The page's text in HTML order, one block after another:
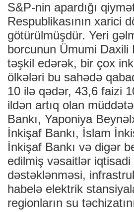
S&P-nin apardığı
Respublikasının xarici
götürülmüşdür. Yeri
borcunun Ümumi
təşkil edərək, bir çox
ölkələri bu sahədə
10 ilə qədər, 43,6 faizi
ildən artıq olan
Bankı, Yaponiya
İnkişaf Bankı, İslam
İnkişaf Bankı və digər
edilmiş vəsaitlər iqtisadi
dəstəklənməsi,
habelə elektrik
regionların su